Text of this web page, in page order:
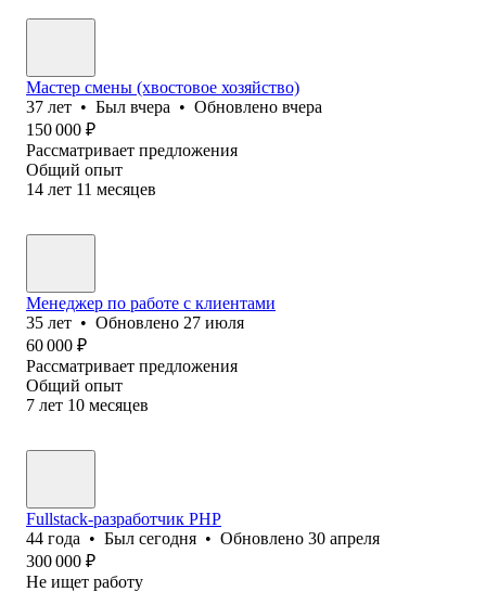
Мастер смены (хвостовое хозяйство)
37 лет • Был вчера • Обновлено вчера
150 000 ₽
Рассматривает предложения
Общий опыт
14 лет 11 месяцев
Менеджер по работе с клиентами
35 лет • Обновлено 27 июля
60 000 ₽
Рассматривает предложения
Общий опыт
7 лет 10 месяцев
Fullstack-разработчик PHP
44 года • Был сегодня • Обновлено 30 апреля
300 000 ₽
Не ищет работу